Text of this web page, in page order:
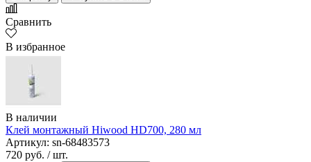
Сравнить
В избранное
В наличии
Клей монтажный Hiwood HD700, 280 мл
Артикул: sn-68483573
720 руб. / шт.